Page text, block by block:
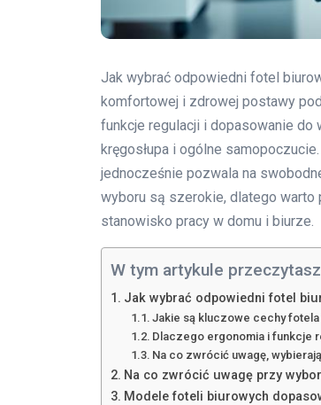
Jak wybrać odpowiedni fotel
komfortowej i zdrowej postawy
funkcje regulacji i dopasowanie do
kręgosłupa i ogólne
jednocześnie pozwala na
wyboru są szerokie, dlatego warto
stanowisko pracy w domu i biurze.
W tym artykule przeczytasz
Jak wybrać odpowiedni fotel
Jakie są kluczowe cechy
Dlaczego ergonomia i funkcje
Na co zwrócić uwagę,
Na co zwrócić uwagę przy
Modele foteli biurowych